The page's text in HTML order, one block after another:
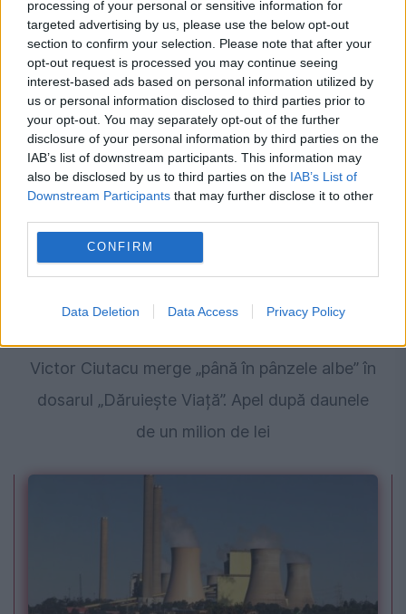
processing of your personal or sensitive information for
targeted advertising by us, please use the below opt-out
section to confirm your selection. Please note that after your
opt-out request is processed you may continue seeing
interest-based ads based on personal information utilized by
us or personal information disclosed to third parties prior to
your opt-out. You may separately opt-out of the further
disclosure of your personal information by third parties on the
IAB’s list of downstream participants. This information may
also be disclosed by us to third parties on the IAB’s List of
Downstream Participants that may further disclose it to other
CONFIRM
Data Deletion Data Access Privacy Policy
JUSTITIE
Un milion de lei și un apel cu sute de pagini de
argumente. Victor Ciutacu cere anularea
sentinței Tribunalului București
Victor Ciutacu merge „până în pânzele albe” în
dosarul „Dăruiește Viață”. Apel după daunele
de un milion de lei